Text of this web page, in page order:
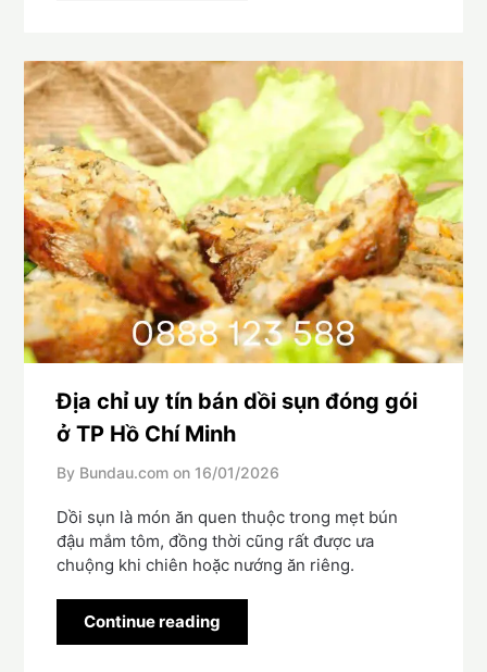
Địa chỉ uy tín bán dồi sụn đóng gói
ở TP Hồ Chí Minh
By Bundau.com on 16/01/2026
Dồi sụn là món ăn quen thuộc trong mẹt bún
đậu mắm tôm, đồng thời cũng rất được ưa
chuộng khi chiên hoặc nướng ăn riêng.
Continue reading